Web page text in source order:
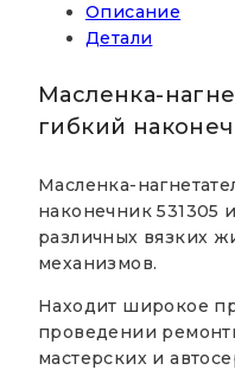
гибкий
531305
Описание
Детали
Масленка-
гибкий
Масленка-
наконечник 531305
различных вязких
механизмов.
Находит широкое
проведении
мастерских и